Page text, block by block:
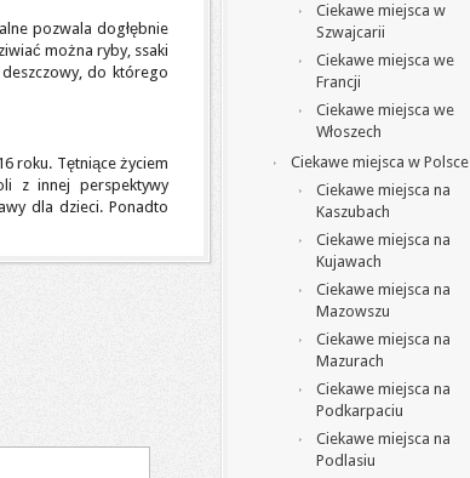
pozwala dogłębnie
można ryby, ssaki
do którego
roku. Tętniące życiem
z innej perspektywy
dla dzieci. Ponadto
Ciekawe miejsca w
Szwajcarii
Ciekawe miejsca we
Francji
Ciekawe miejsca we
Włoszech
Ciekawe miejsca w Polsce
Ciekawe miejsca na
Kaszubach
Ciekawe miejsca na
Kujawach
Ciekawe miejsca na
Mazowszu
Ciekawe miejsca na
Mazurach
Ciekawe miejsca na
Podkarpaciu
Ciekawe miejsca na
Podlasiu